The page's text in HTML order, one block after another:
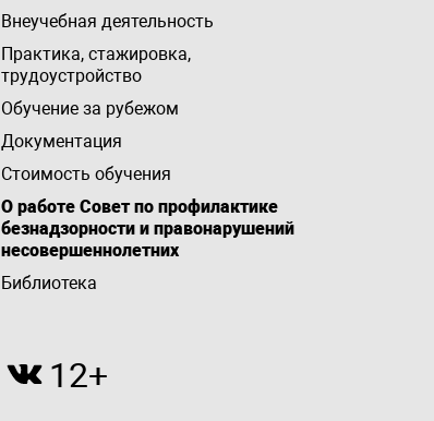
Внеучебная деятельность
Практика, стажировка,
трудоустройство
Обучение за рубежом
Документация
Стоимость обучения
О работе Совет по профилактике
безнадзорности и правонарушений
несовершеннолетних
Библиотека
12+